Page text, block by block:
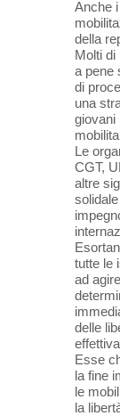
Anche
della
Molti di
a pene
di
una
giovani
Le
CGT,
altre
tutte le
ad
delle
Esse
la fine
le
la